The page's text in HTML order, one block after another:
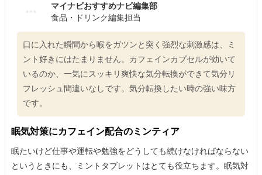
マイナビおすすめナビ編集部
食品・ドリンク編集担当
口に入れた瞬間から喉をガツンと突く強烈な刺激感は、ミ
ント好きにはたまりません。カフェインカプセルが効いて
いるのか、一気にスッキリ爽快な気分転換ができて気分リ
フレッシュ間違いなしです。気分転換したい時の強い味方
です。
眠気対策にカフェイン配合のミンティア
眠たいけど仕事や運転や勉強をどうしても続けなければならない
というときにも、ミントタブレットはとても役立ちます。眠気対